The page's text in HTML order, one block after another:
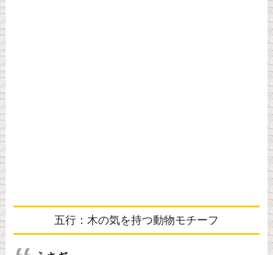
五行：木の気を持つ動物モチーフ